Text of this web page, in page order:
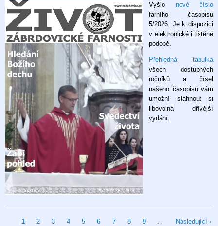
časopis
5/2026
Vyšlo nové číslo
farního časopisu
5/2026. Je k dispozici
v elektronické i tištěné
podobě.
Přehledná tabulka
všech dostupných
ročníků a čísel
našeho časopisu vám
umožní stáhnout si
libovolná dřívější
vydání.
Pagination
Aktuální
1 Stránka
2 Stránka
3 Stránka
4 Stránka
5 Stránka
6 Stránka
7 Stránka
8 Stránka
9
Následující
Následující ›